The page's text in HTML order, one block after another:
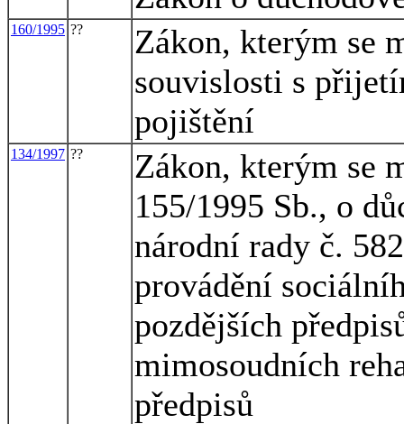
160/1995 ??
Zákon, kterým se
souvislosti s
pojištění
134/1997 ??
Zákon, kterým se
155/1995 Sb., o
národní rady č.
provádění
pozdějších
mimosoudních
předpisů